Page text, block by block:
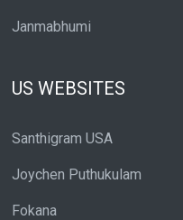
Janmabhumi
US WEBSITES
Santhigram USA
Joychen Puthukulam
Fokana